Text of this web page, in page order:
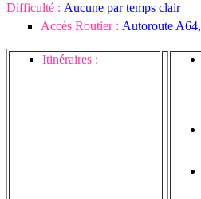
Difficulté : Aucune par temps clair
Accès Routier : Autoroute A64,
Itinéraires :